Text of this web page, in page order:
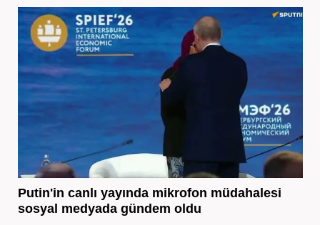
Putin'in canlı yayında mikrofon müdahalesi
sosyal medyada gündem oldu